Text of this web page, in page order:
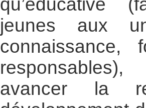
qu’éducative
jeunes aux
connaissance,
avancer la